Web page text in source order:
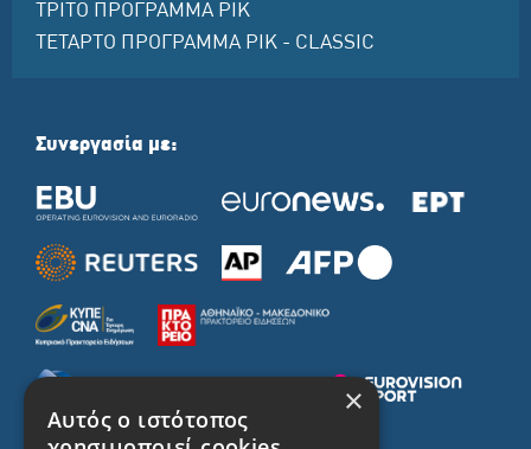
ΤΡΙΤΟ ΠΡΟΓΡΑΜΜΑ ΡΙΚ
ΤΕΤΑΡΤΟ ΠΡΟΓΡΑΜΜΑ ΡΙΚ - CLASSIC
Συνεργασία με:
×
Αυτός ο ιστότοπος